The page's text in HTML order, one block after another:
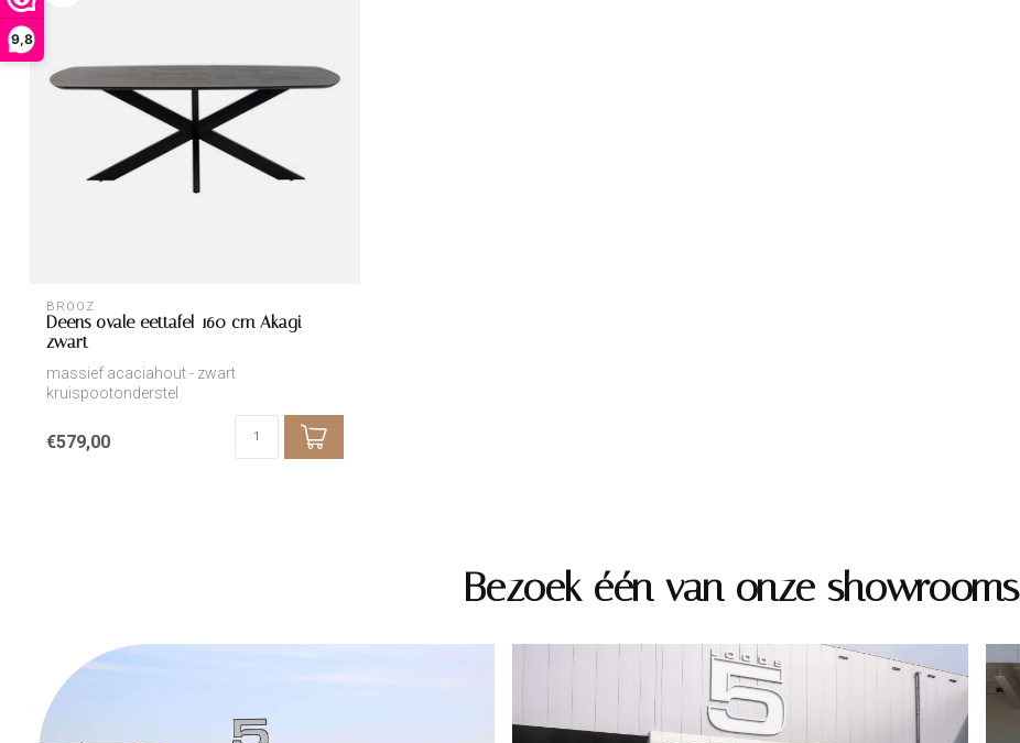
9,8
BROOZ
Deens ovale eettafel 160 cm Akagi
zwart
massief acaciahout - zwart
kruispootonderstel
€579,00
Bezoek één van onze showrooms